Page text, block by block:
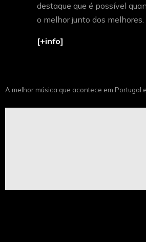
destaque que é possível
o melhor junto dos melhores.
[+info]
A melhor música que acontece em Portugal